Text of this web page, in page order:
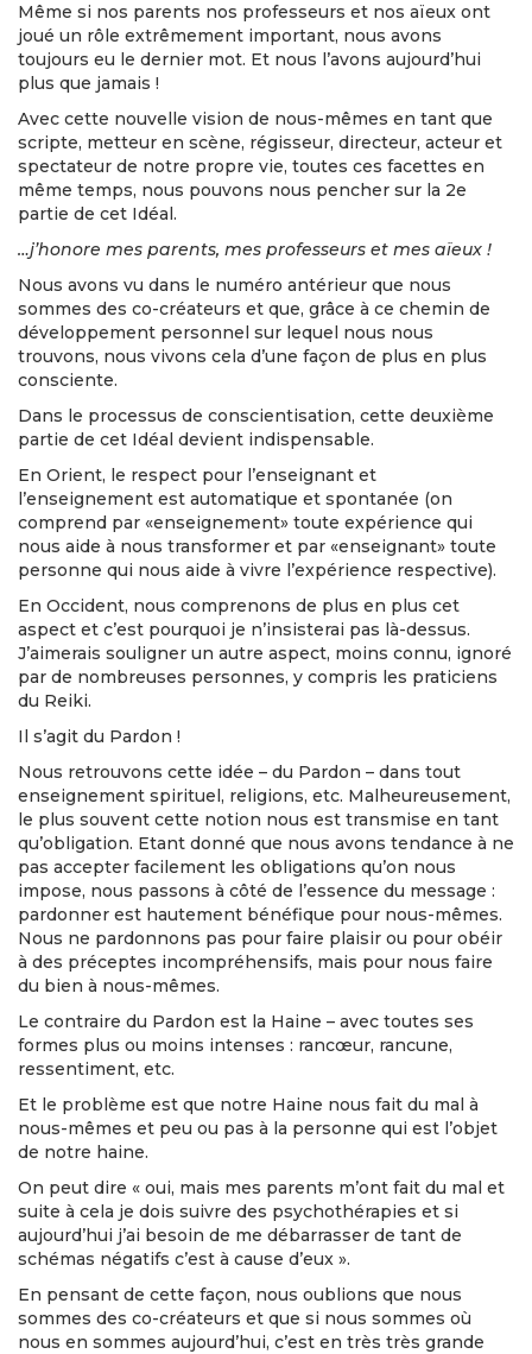
Même si nos parents nos professeurs et nos aïeux ont
joué un rôle extrêmement important, nous avons
toujours eu le dernier mot. Et nous l’avons aujourd’hui
plus que jamais !
Avec cette nouvelle vision de nous-mêmes en tant que
scripte, metteur en scène, régisseur, directeur, acteur et
spectateur de notre propre vie, toutes ces facettes en
même temps, nous pouvons nous pencher sur la 2e
partie de cet Idéal.
…j’honore mes parents, mes professeurs et mes aïeux !
Nous avons vu dans le numéro antérieur que nous
sommes des co-créateurs et que, grâce à ce chemin de
développement personnel sur lequel nous nous
trouvons, nous vivons cela d’une façon de plus en plus
consciente.
Dans le processus de conscientisation, cette deuxième
partie de cet Idéal devient indispensable.
En Orient, le respect pour l’enseignant et
l’enseignement est automatique et spontanée (on
comprend par «enseignement» toute expérience qui
nous aide à nous transformer et par «enseignant» toute
personne qui nous aide à vivre l’expérience respective).
En Occident, nous comprenons de plus en plus cet
aspect et c’est pourquoi je n’insisterai pas là-dessus.
J’aimerais souligner un autre aspect, moins connu, ignoré
par de nombreuses personnes, y compris les praticiens
du Reiki.
Il s’agit du Pardon !
Nous retrouvons cette idée – du Pardon – dans tout
enseignement spirituel, religions, etc. Malheureusement,
le plus souvent cette notion nous est transmise en tant
qu’obligation. Etant donné que nous avons tendance à ne
pas accepter facilement les obligations qu’on nous
impose, nous passons à côté de l’essence du message :
pardonner est hautement bénéfique pour nous-mêmes.
Nous ne pardonnons pas pour faire plaisir ou pour obéir
à des préceptes incompréhensifs, mais pour nous faire
du bien à nous-mêmes.
Le contraire du Pardon est la Haine – avec toutes ses
formes plus ou moins intenses : rancœur, rancune,
ressentiment, etc.
Et le problème est que notre Haine nous fait du mal à
nous-mêmes et peu ou pas à la personne qui est l’objet
de notre haine.
On peut dire « oui, mais mes parents m’ont fait du mal et
suite à cela je dois suivre des psychothérapies et si
aujourd’hui j’ai besoin de me débarrasser de tant de
schémas négatifs c’est à cause d’eux ».
En pensant de cette façon, nous oublions que nous
sommes des co-créateurs et que si nous sommes où
nous en sommes aujourd’hui, c’est en très très grande